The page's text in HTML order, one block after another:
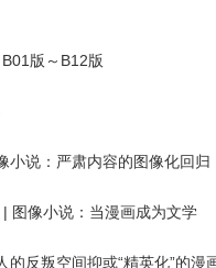
版～B12版
小说：严肃内容的图像化回归
| 图像小说：当漫画成为文学
的反叛空间抑或“精英化”的漫